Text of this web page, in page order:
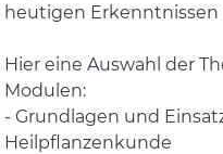
heutigen
Hier eine Auswahl der
Modulen:
- Grundlagen und
Heilpflanzenkunde